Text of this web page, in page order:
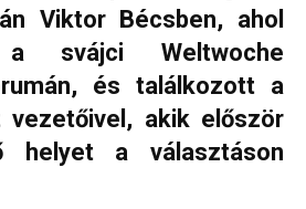
Viktor Bécsben, ahol
svájci Weltwoche
és találkozott a
vezetőivel, akik először
a választáson